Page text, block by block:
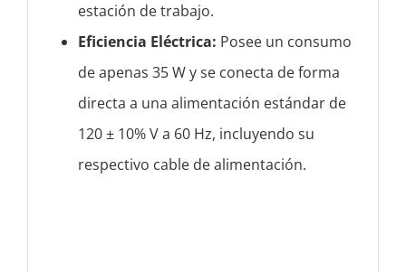
estación de trabajo.
Eficiencia Eléctrica: Posee un consumo
de apenas 35 W y se conecta de forma
directa a una alimentación estándar de
120 ± 10% V a 60 Hz, incluyendo su
respectivo cable de alimentación.